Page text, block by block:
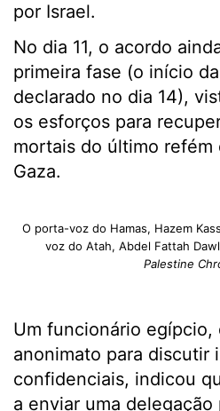
por Israel.
No dia 11, o acordo
primeira fase (o início
declarado no dia 14),
os esforços para
mortais do último refém
Gaza.
O porta-voz do Hamas, Hazem
voz do Atah, Abdel Fattah
Palestine
Um funcionário egípcio,
anonimato para discutir
confidenciais, indicou
a enviar uma